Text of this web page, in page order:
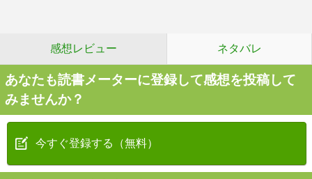
感想レビュー ネタバレ
あなたも読書メーターに登録して感想を投稿して
みませんか？
今すぐ登録する（無料）